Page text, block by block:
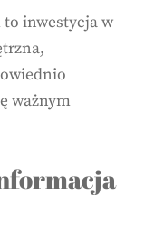
inwestycja w
ważnym